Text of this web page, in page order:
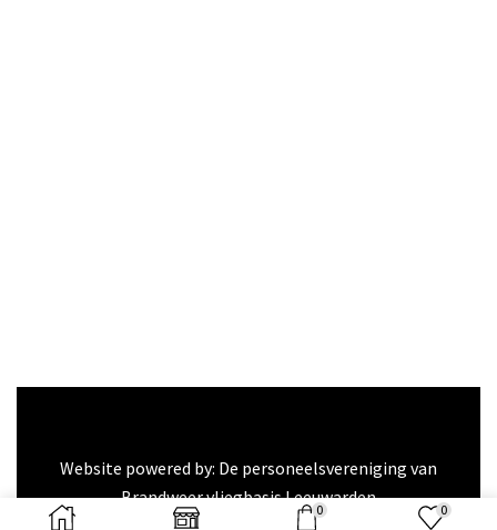
Website powered by: De personeelsvereniging van
Brandweer vliegbasis Leeuwarden
0 0